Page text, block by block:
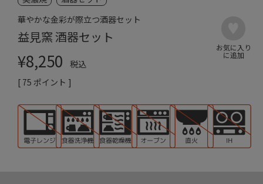
華やかな金彩が際立つ酒器セット
益見窯 酒器セット
¥8,250
税込
[ 75 ポイント ]